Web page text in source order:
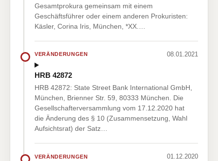
Gesamtprokura gemeinsam mit einem
Geschäftsführer oder einem anderen Prokuristen:
Käsler, Corina Iris, München, *XX.…
VERÄNDERUNGEN 08.01.2021
HRB 42872
HRB 42872: State Street Bank International GmbH,
München, Brienner Str. 59, 80333 München. Die
Gesellschafterversammlung vom 17.12.2020 hat
die Änderung des § 10 (Zusammensetzung, Wahl
Aufsichtsrat) der Satz…
VERÄNDERUNGEN 01.12.2020